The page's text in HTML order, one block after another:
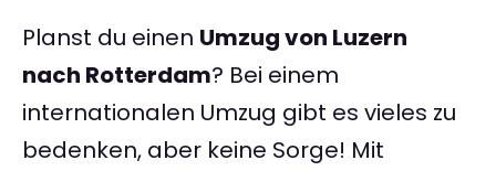
Planst du einen Umzug von Luzern
nach Rotterdam? Bei einem
internationalen Umzug gibt es vieles zu
bedenken, aber keine Sorge! Mit